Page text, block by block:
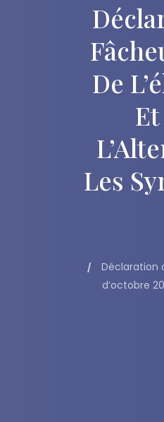
De
Les
Déclaration
d’octobre